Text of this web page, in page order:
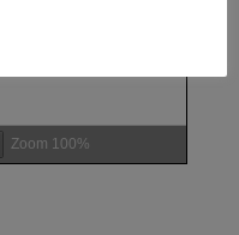
Zoom 100%